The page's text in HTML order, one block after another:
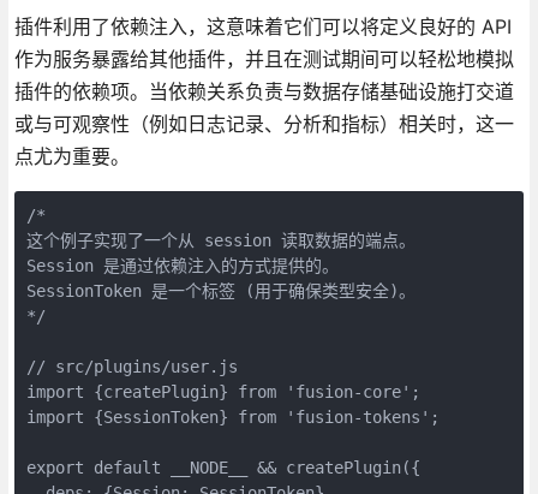
插件利用了依赖注入，这意味着它们可以将定义良好的 API
作为服务暴露给其他插件，并且在测试期间可以轻松地模拟
插件的依赖项。当依赖关系负责与数据存储基础设施打交道
或与可观察性（例如日志记录、分析和指标）相关时，这一
点尤为重要。
/*
这个例子实现了一个从 session 读取数据的端点。
Session 是通过依赖注入的方式提供的。
SessionToken 是一个标签 (用于确保类型安全)。
*/
// src/plugins/user.js
import {createPlugin} from 'fusion-core';
import {SessionToken} from 'fusion-tokens';
export default __NODE__ && createPlugin({